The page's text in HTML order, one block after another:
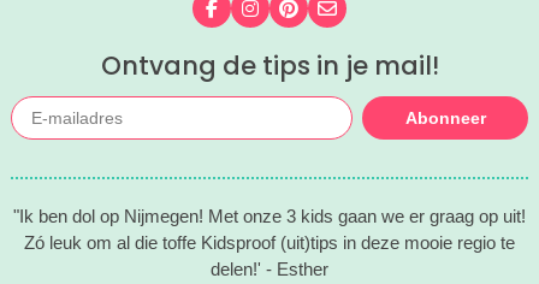
Volg ons op Facebook
Volg ons op Instagram
Volg ons op Pinterest
Mail ons
Ontvang de tips in je mail!
Abonneer
"Ik ben dol op Nijmegen! Met onze 3 kids gaan we er graag op uit!
Zó leuk om al die toffe Kidsproof (uit)tips in deze mooie regio te
delen!' - Esther